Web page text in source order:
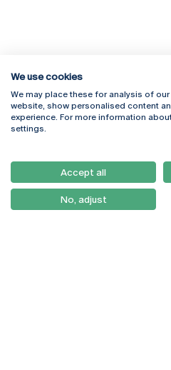
Rua Diogo Botelho 1327
4169-005 Porto
+351 226 196 240
We use cookies
We may place these for analysis of
website, show personalised content
experience. For more information
settings.
Accept all
No, adjust